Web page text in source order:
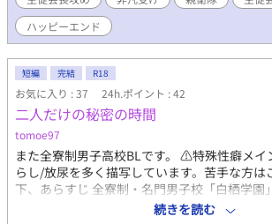
ハッピーエンド
短編 完結 R18
お気に入り : 37 24h.ポイント : 42
二人だけの秘密の時間
tomoe97
また全寮制男子高校BLです。 ⚠️特殊性癖メイ
らし/放尿を多く描写しています。苦手な方は
下、あらすじ 全寮制・名門男子校「白栖学園
伝統を誇るこの学園で、風紀を預かる風紀委
続きを読む